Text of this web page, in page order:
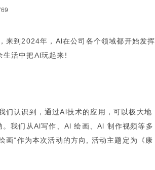
来到2024年，Al在公司各个领域都开始发挥
生活中把Al玩起来!
们认识到，通过Al技术的应用，可以极大地
我们从Al写作、Al 绘画、Al 制作视频等多
画”作为本次活动的方向, 活动主题定为《康